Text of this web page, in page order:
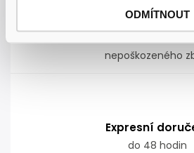
ODMÍTNOUT
nepoškozeného
Expresní
do 48 hodin